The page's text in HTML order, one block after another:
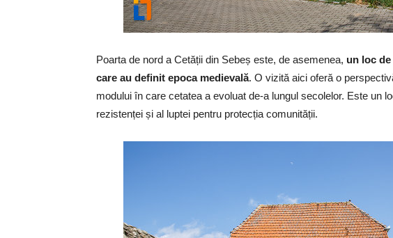
Poarta de nord a Cetății din Sebeș este, de asemenea, un loc
care au definit epoca medievală. O vizită aici oferă o
modului în care cetatea a evoluat de-a lungul secolelor. Este un
rezistenței și al luptei pentru protecția comunității.